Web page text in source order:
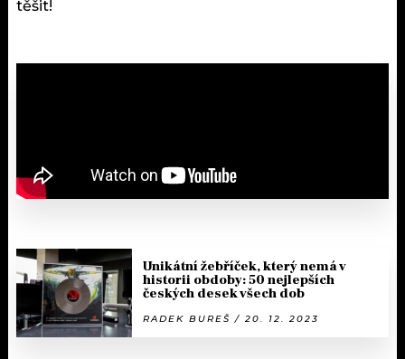
těšit!
Unikátní žebříček, který nemá v
historii obdoby: 50 nejlepších
českých desek všech dob
RADEK BUREŠ / 20. 12. 2023